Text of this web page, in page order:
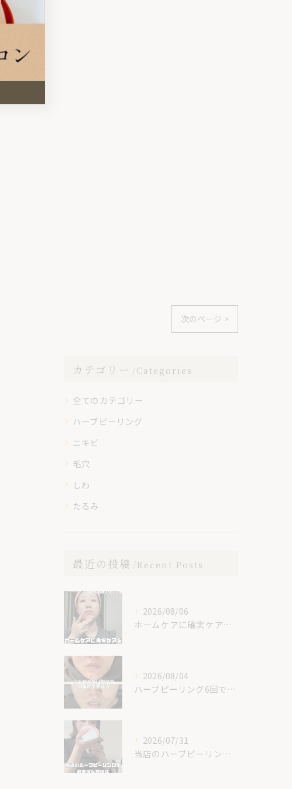
次のページ >
カテゴリー Categories
全てのカテゴリー
ハーブピーリング
ニキビ
毛穴
しわ
たるみ
最近の投稿 Recent Posts
2026/08/06
ホームケアに確実ケアを入れてみて😊✨
2026/08/04
ハーブピーリング6回での素晴らしい変化です！
2026/07/31
当店のハーブピーリングが最安値な理由🌿